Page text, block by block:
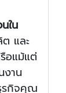
ใน
และ
อแม้แต่
งาน
รกิจคุณ